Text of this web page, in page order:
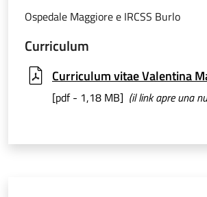
Ospedale Maggiore e IRCSS Burlo
Curriculum
Curriculum vitae Valentina
[pdf - 1,18 MB] (il link apre una